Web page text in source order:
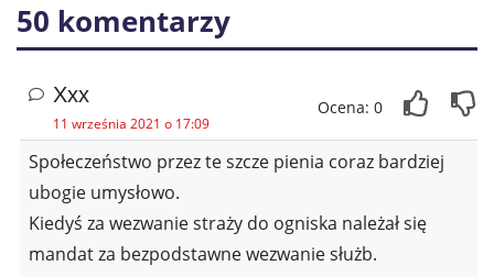
50 komentarzy
Xxx
11 września 2021 o 17:09
Ocena: 0
Społeczeństwo przez te szcze pienia coraz bardziej
ubogie umysłowo.
Kiedyś za wezwanie straży do ogniska należał się
mandat za bezpodstawne wezwanie służb.